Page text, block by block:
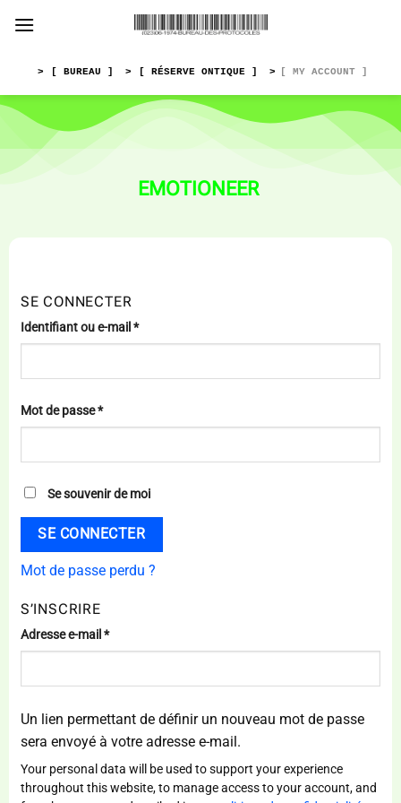
> [ BUREAU ] > [ RÉSERVE ONTIQUE ] > [ MY ACCOUNT ]
EMOTIONEER
SE CONNECTER
Identifiant ou e-mail *Obligatoire
Mot de passe*Obligatoire
Se souvenir de moi
SE CONNECTER
Mot de passe perdu ?
S’INSCRIRE
Adresse e-mail *Obligatoire
Un lien permettant de définir un nouveau mot de passe
sera envoyé à votre adresse e-mail.
Your personal data will be used to support your experience
throughout this website, to manage access to your account, and